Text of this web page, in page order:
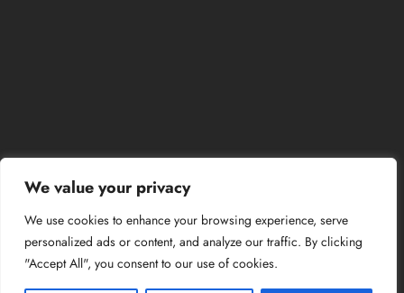
We value your privacy
We use cookies to enhance your browsing experience, serve
personalized ads or content, and analyze our traffic. By clicking
"Accept All", you consent to our use of cookies.